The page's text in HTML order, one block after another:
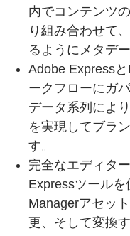
内でコンテンツ
り組み合わせて
るようにメタデ
Adobe Express
ークフローにガ
データ系列によ
を実現してブラ
す。
完全なエディタ
Expressツール
Managerアセッ
更、そして変換